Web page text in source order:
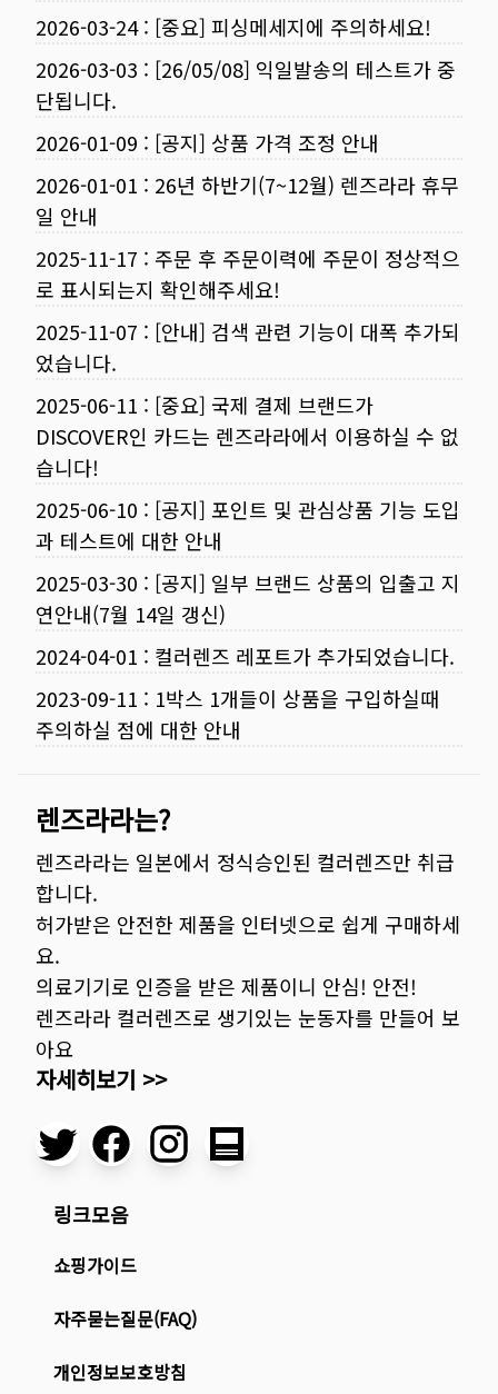
2026-03-24: [중요] 피싱메세지에 주의하세요!
2026-03-03 : [26/05/08] 익일발송의 테스트가 중
단됩니다.
2026-01-09 : [공지] 상품 가격 조정 안내
2026-01-01 : 26년 하반기(7~12월) 렌즈라라 휴무
일 안내
2025-11-17 : 주문 후 주문이력에 주문이 정상적으
로 표시되는지 확인해주세요!
2025-11-07 : [안내] 검색 관련 기능이 대폭 추가되
었습니다.
2025-06-11 : [중요] 국제 결제 브랜드가
DISCOVER인 카드는 렌즈라라에서 이용하실 수 없
습니다!
2025-06-10 : [공지] 포인트 및 관심상품 기능 도입
과 테스트에 대한 안내
2025-03-30 : [공지] 일부 브랜드 상품의 입출고 지
연안내(7월 14일 갱신)
2024-04-01 : 컬러렌즈 레포트가 추가되었습니다.
2023-09-11 : 1박스 1개들이 상품을 구입하실때
주의하실 점에 대한 안내
렌즈라라는?
렌즈라라는 일본에서 정식승인된 컬러렌즈만 취급
합니다.
허가받은 안전한 제품을 인터넷으로 쉽게 구매하세
요.
의료기기로 인증을 받은 제품이니 안심! 안전!
렌즈라라 컬러렌즈로 생기있는 눈동자를 만들어 보
아요
자세히보기 >>
링크모음
쇼핑가이드
자주묻는질문(FAQ)
개인정보보호방침